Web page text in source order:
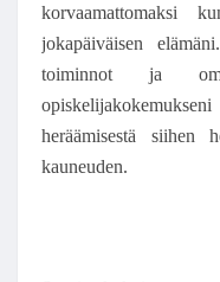
korvaamattomaksi
jokapäiväisen
toiminnot ja
heräämisestä siihen
kauneuden.